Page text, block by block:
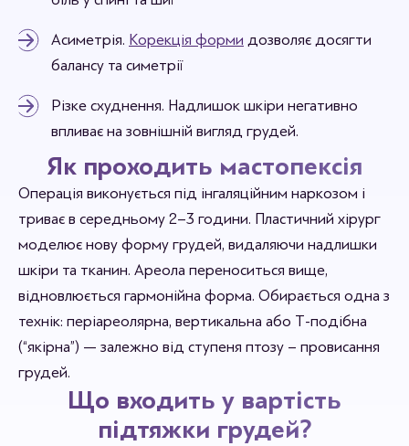
Асиметрія. Корекція форми дозволяє досягти
балансу та симетрії
Різке схуднення. Надлишок шкіри негативно
впливає на зовнішній вигляд грудей.
Як проходить мастопексія
Операція виконується під інгаляційним наркозом і
триває в середньому 2–3 години. Пластичний хірург
моделює нову форму грудей, видаляючи надлишки
шкіри та тканин. Ареола переноситься вище,
відновлюється гармонійна форма. Обирається одна з
технік: періареолярна, вертикальна або Т-подібна
(“якірна”) — залежно від ступеня птозу – провисання
грудей.
Що входить у вартість
підтяжки грудей?